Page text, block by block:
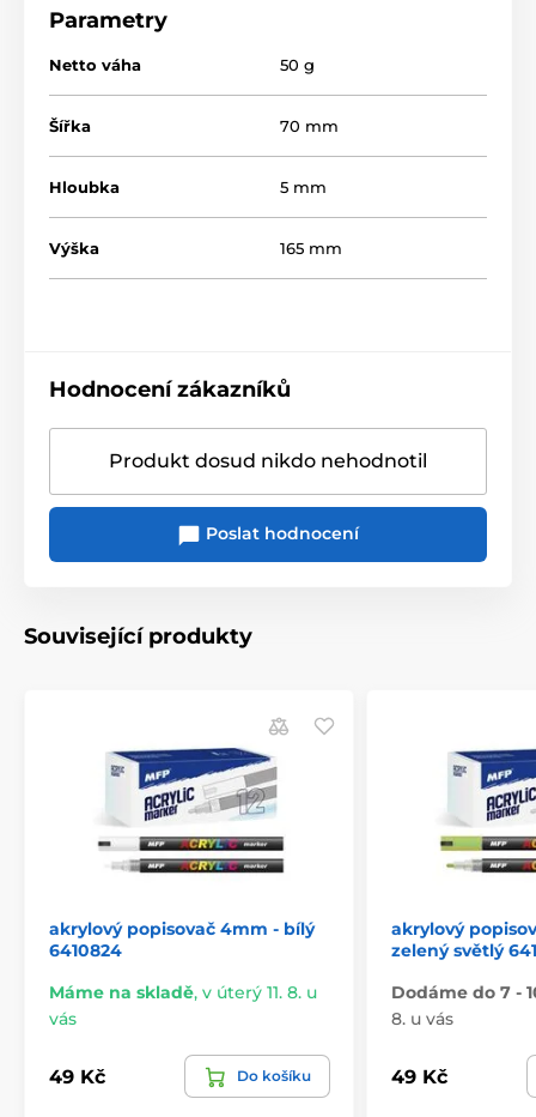
Parametry
Netto váha 50 g
Šířka 70 mm
Hloubka 5 mm
Výška 165 mm
Hodnocení zákazníků
Produkt dosud nikdo nehodnotil
Poslat hodnocení
Související produkty
akrylový popisovač 4mm - bílý
6410824
Máme na skladě, v úterý 11. 8. u
vás
49 Kč Do košíku
akrylový
zelený světlý
Dodáme do 7 -
8. u vás
49 Kč